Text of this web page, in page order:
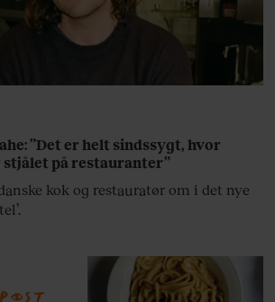
”Det er helt sindssygt, hvor
på restauranter”
kok og restauratør om i det nye